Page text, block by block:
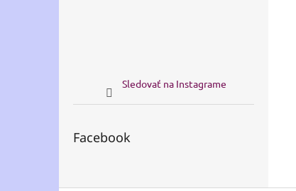
Sledovať na Instagrame
Facebook